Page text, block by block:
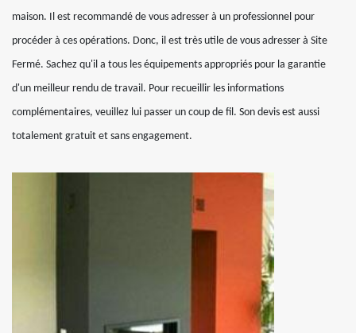
maison. Il est recommandé de vous adresser à un professionnel pour
procéder à ces opérations. Donc, il est très utile de vous adresser à Site
Fermé. Sachez qu'il a tous les équipements appropriés pour la garantie
d'un meilleur rendu de travail. Pour recueillir les informations
complémentaires, veuillez lui passer un coup de fil. Son devis est aussi
totalement gratuit et sans engagement.